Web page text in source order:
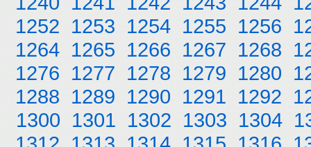
1252 1253 1254 1255 1256
1264 1265 1266 1267 1268
1276 1277 1278 1279 1280
1288 1289 1290 1291 1292
1300 1301 1302 1303 1304